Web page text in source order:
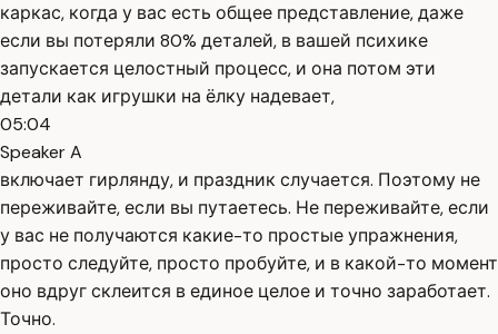
каркас, когда у вас есть общее представление, даже
если вы потеряли 80% деталей, в вашей психике
запускается целостный процесс, и она потом эти
детали как игрушки на ёлку надевает,
05:04
Speaker A
включает гирлянду, и праздник случается. Поэтому не
переживайте, если вы путаетесь. Не переживайте, если
у вас не получаются какие-то простые упражнения,
просто следуйте, просто пробуйте, и в какой-то момент
оно вдруг склеится в единое целое и точно заработает.
Точно.